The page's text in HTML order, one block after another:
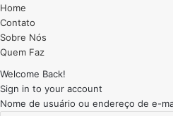
Home
Contato
Sobre Nós
Quem Faz
Welcome Back!
Sign in to your account
Nome de usuário ou endereço de e-